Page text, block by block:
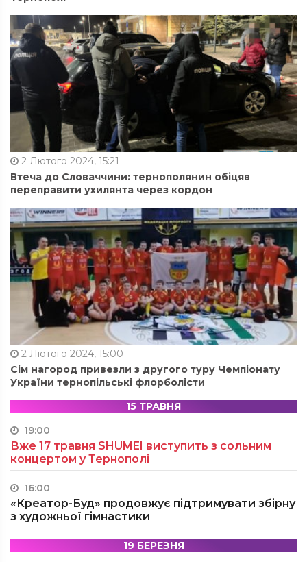
2 Лютого 2024, 15:21
Втеча до Словаччини: тернополянин обіцяв
переправити ухилянта через кордон
2 Лютого 2024, 15:00
Сім нагород привезли з другого туру Чемпіонату
України тернопільські флорболісти
15 ТРАВНЯ
19:00
Вже 17 травня SHUMEI виступить з сольним
концертом у Тернополі
16:00
«Креатор-Буд» продовжує підтримувати збірну
з художньої гімнастики
19 БЕРЕЗНЯ